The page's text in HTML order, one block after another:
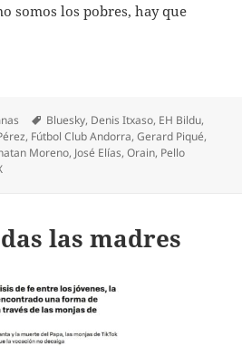
somos los pobres, hay que
Etiquetas
Bluesky, Denis Itxaso, EH Bildu,
, Fútbol Club Andorra,Gerard Piqué,
Moreno, José Elías,Orain, Pello
las madres